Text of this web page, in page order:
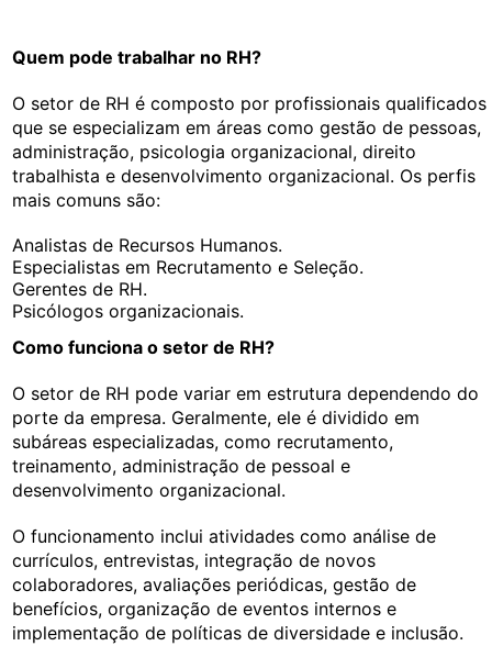
Quem pode trabalhar no RH?
O setor de RH é composto por profissionais qualificados
que se especializam em áreas como gestão de pessoas,
administração, psicologia organizacional, direito
trabalhista e desenvolvimento organizacional. Os perfis
mais comuns são:
Analistas de Recursos Humanos.
Especialistas em Recrutamento e Seleção.
Gerentes de RH.
Psicólogos organizacionais.
Como funciona o setor de RH?
O setor de RH pode variar em estrutura dependendo do
porte da empresa. Geralmente, ele é dividido em
subáreas especializadas, como recrutamento,
treinamento, administração de pessoal e
desenvolvimento organizacional.
O funcionamento inclui atividades como análise de
currículos, entrevistas, integração de novos
colaboradores, avaliações periódicas, gestão de
benefícios, organização de eventos internos e
implementação de políticas de diversidade e inclusão.